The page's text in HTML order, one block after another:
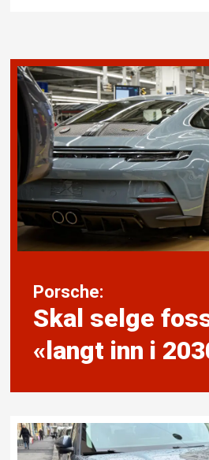
Porsche:
Skal selge
«langt inn i